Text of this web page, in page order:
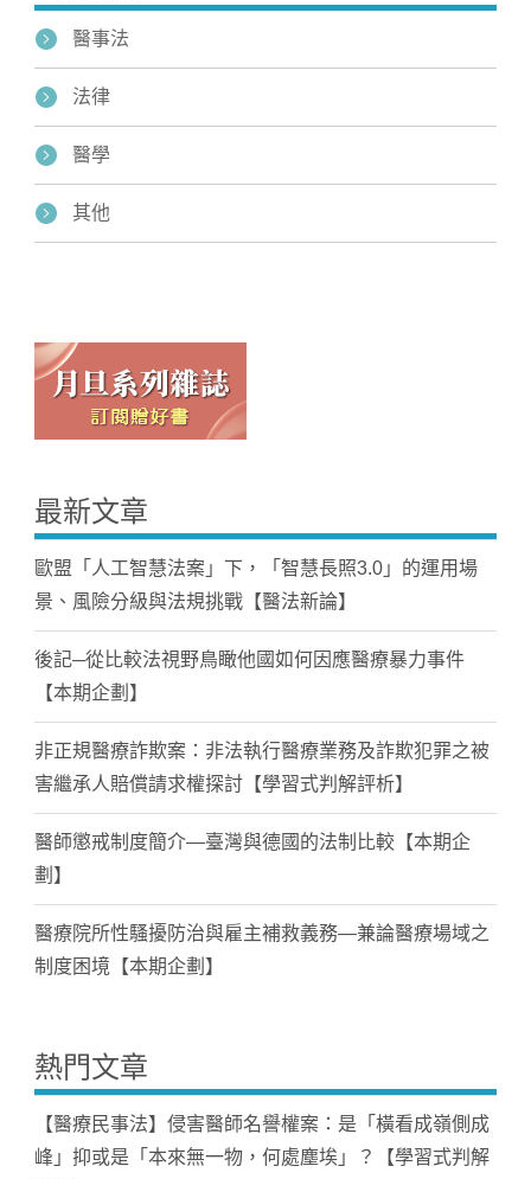
醫事法
法律
醫學
其他
最新文章
歐盟「人工智慧法案」下，「智慧長照3.0」的運用場
景、風險分級與法規挑戰【醫法新論】
後記─從比較法視野鳥瞰他國如何因應醫療暴力事件
【本期企劃】
非正規醫療詐欺案：非法執行醫療業務及詐欺犯罪之被
害繼承人賠償請求權探討【學習式判解評析】
醫師懲戒制度簡介—臺灣與德國的法制比較【本期企
劃】
醫療院所性騷擾防治與雇主補救義務—兼論醫療場域之
制度困境【本期企劃】
熱門文章
【醫療民事法】侵害醫師名譽權案：是「橫看成嶺側成
峰」抑或是「本來無一物，何處塵埃」？【學習式判解